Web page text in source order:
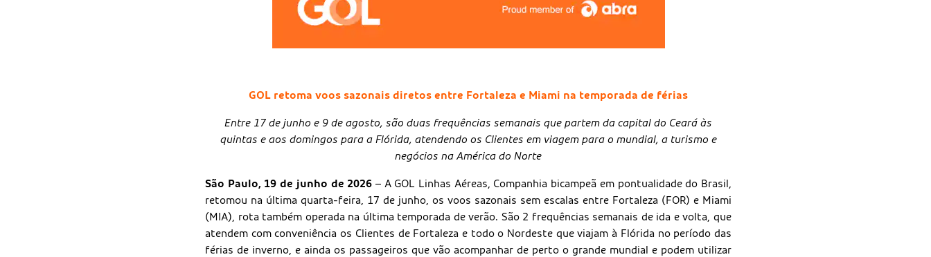
GOL retoma voos sazonais diretos entre Fortaleza e Miami na temporada de férias
Entre 17 de junho e 9 de agosto, são duas frequências semanais que partem da capital do Ceará às
quintas e aos domingos para a Flórida, atendendo os Clientes em viagem para o mundial, a turismo e
negócios na América do Norte
São Paulo, 19 de junho de 2026 – A GOL Linhas Aéreas, Companhia bicampeã em pontualidade do Brasil,
retomou na última quarta-feira, 17 de junho, os voos sazonais sem escalas entre Fortaleza (FOR) e Miami
(MIA), rota também operada na última temporada de verão. São 2 frequências semanais de ida e volta, que
atendem com conveniência os Clientes de Fortaleza e todo o Nordeste que viajam à Flórida no período das
férias de inverno, e ainda os passageiros que vão acompanhar de perto o grande mundial e podem utilizar